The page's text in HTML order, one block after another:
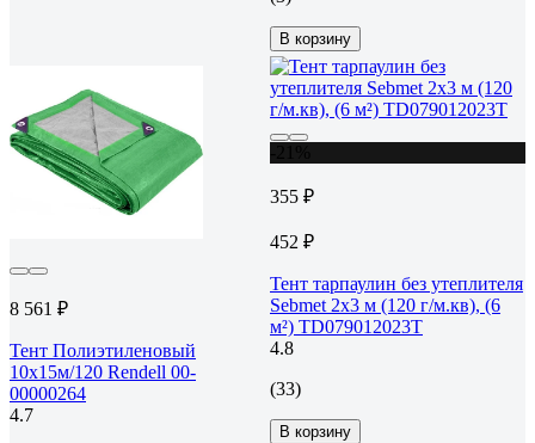
В корзину
8 561 ₽
Тент Полиэтиленовый
10х15м/120 Rendell 00-
00000264
4.7
355 ₽
452 ₽
Тент тарпаулин без утеплителя
Sebmet 2x3 м (120 г/м.кв), (6
м²) TD079012023Т
4.8
(33)
В корзину